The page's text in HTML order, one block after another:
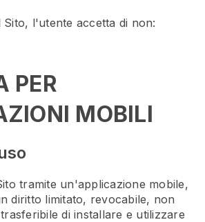
Sito, l'utente accetta di non:
PER
MOBILI
tramite un'applicazione mobile,
diritto limitato, revocabile, non
di installare e utilizzare